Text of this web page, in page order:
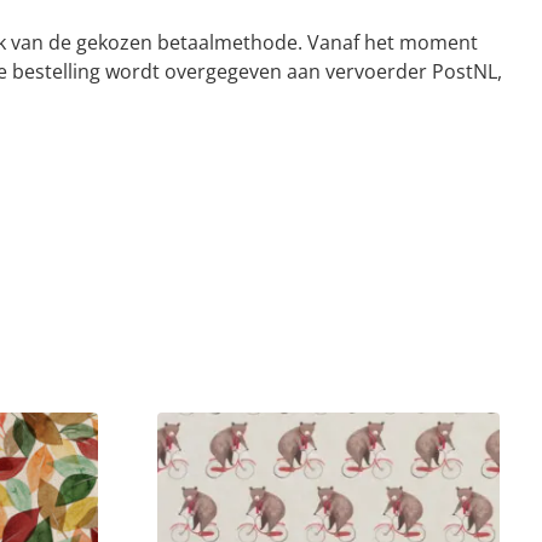
de gekozen betaalmethode. Vanaf het moment
wordt overgegeven aan vervoerder PostNL,